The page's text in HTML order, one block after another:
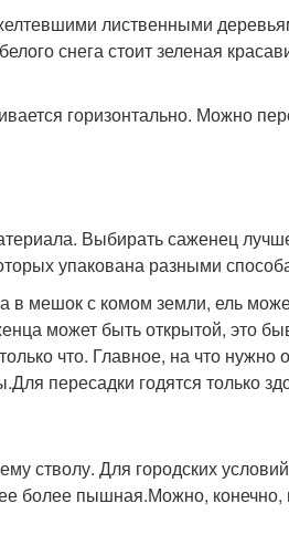
лиственными
снега стоит зеленая
горизонтально. Можно
Выбирать саженец
упакована разными
в мешок с комом земли, ель
может быть открытой, это
что. Главное, на что нужно
пересадки годятся только
стволу. Для городских
более пышная.Можно, конечно,